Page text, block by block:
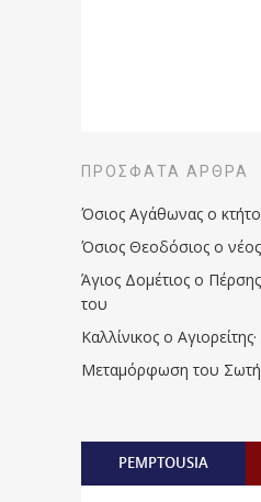
ΠΡΌΣΦΑΤΑ ΆΡΘΡΑ
Όσιος Αγάθωνας ο
Όσιος Θεοδόσιος ο
Άγιος Δομέτιος ο
του
Καλλίνικος ο
Μεταμόρφωση του
PEMPTOUSIA